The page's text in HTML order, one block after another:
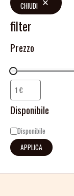
CHIUDI
filter
Prezzo
Disponibile
Disponibile
APPLICA